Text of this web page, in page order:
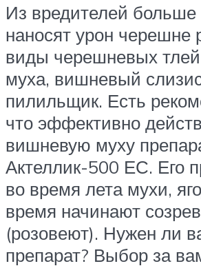
Из вредителей больше
наносят урон черешне
виды черешневых
муха, вишневый
пилильщик. Есть
что эффективно
вишневую муху
Актеллик-500 ЕС. Его
во время лета мухи,
время начинают
(розовеют). Нужен ли
препарат? Выбор за